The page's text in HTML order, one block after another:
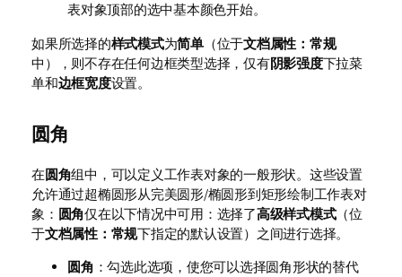
表对象顶部的选中基本颜色开始。
如果所选择的样式模式为简单（位于文档属性：常规
中），则不存在任何边框类型选择，仅有阴影强度下拉菜
单和边框宽度设置。
圆角
在圆角组中，可以定义工作表对象的一般形状。这些设置
允许通过超椭圆形从完美圆形/椭圆形到矩形绘制工作表对
象： 圆角仅在以下情况中可用：选择了高级样式模式（位
于文档属性：常规下指定的默认设置）之间进行选择。
圆角 ：勾选此选项，使您可以选择圆角形状的替代